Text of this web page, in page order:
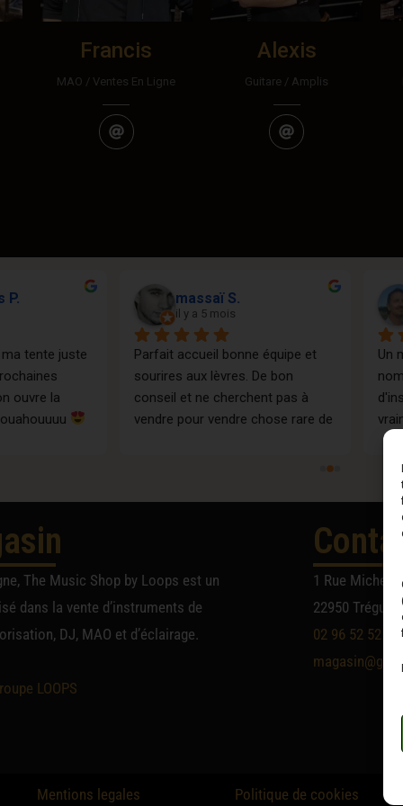
Francis
MAO / Ventes En Ligne
Alexis
Guitare / Amplis
pour acheter une basse
impulsivité. Je remercie les
bienvenus. Et je
avec
Nicolas Berraz G.
Lieu immense, parfait pour les
amateurs de musique !
après vente impeccable,
avoir déposé un pedalier de
dysfonctionnant : très gentils
très patients. Je
The Music Shop by Loops est un
dans la vente d’instruments de
DJ, MAO et d’éclairage.
LOOPS
1 Rue Michel
22950
02 96 52 52 52
Mentions legales Politique de cookies